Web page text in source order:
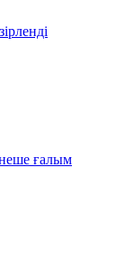
ғалым